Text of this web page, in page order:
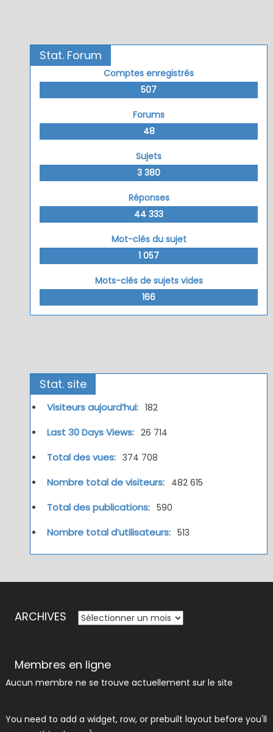
Stat. Forum
Comptes enregistrés
507
Forums
48
Sujets
3 380
Réponses
44 333
Mot-clés du sujet
1 057
Mots-clés de sujets vides
166
Stat. site
Visiteurs aujourd’hui: 182
Last 30 Days Views: 26 714
Total des vues: 374 708
Nombre total de visiteurs: 482 615
Total des publications: 590
Nombre total d’utilisateurs: 513
ARCHIVES ARCHIVES
Membres en ligne
Aucun membre ne se trouve actuellement sur le site
You need to add a widget, row, or prebuilt layout before you'll